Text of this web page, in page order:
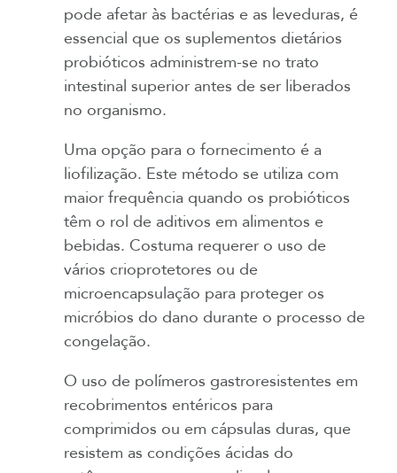
pode afetar às bactérias e as leveduras, é
essencial que os suplementos dietários
probióticos administrem-se no trato
intestinal superior antes de ser liberados
no organismo.
Uma opção para o fornecimento é a
liofilização. Este método se utiliza com
maior frequência quando os probióticos
têm o rol de aditivos em alimentos e
bebidas. Costuma requerer o uso de
vários crioprotetores ou de
microencapsulação para proteger os
micróbios do dano durante o processo de
congelação.
O uso de polímeros gastroresistentes em
recobrimentos entéricos para
comprimidos ou em cápsulas duras, que
resistem as condições ácidas do